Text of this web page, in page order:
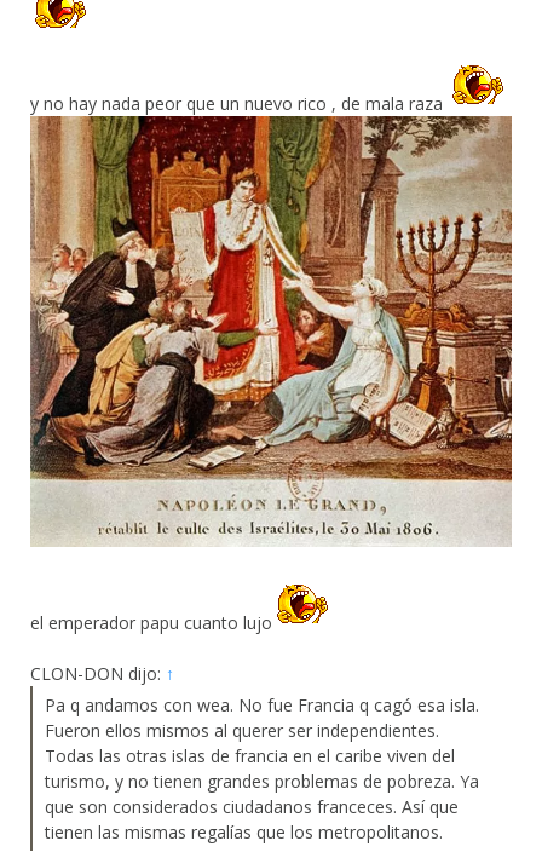
y no hay nada peor que un nuevo rico , de mala raza
el emperador papu cuanto lujo
CLON-DON dijo: ↑
Pa q andamos con wea. No fue Francia q cagó esa isla.
Fueron ellos mismos al querer ser independientes.
Todas las otras islas de francia en el caribe viven del
turismo, y no tienen grandes problemas de pobreza. Ya
que son considerados ciudadanos franceces. Así que
tienen las mismas regalías que los metropolitanos.